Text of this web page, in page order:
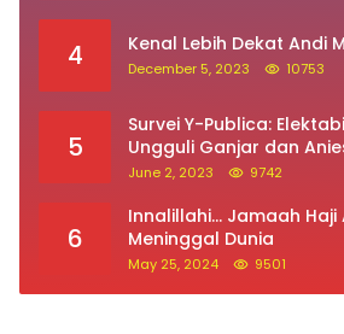
4 Kenal Lebih Dekat Andi
December 5, 2023 10753
5
Survei Y-Publica:
Ungguli Ganjar dan
Kepuasan Terhadap
June 2, 2023 9742
6
Innalillahi… Jamaah Haji
Meninggal Dunia
May 25, 2024 9501